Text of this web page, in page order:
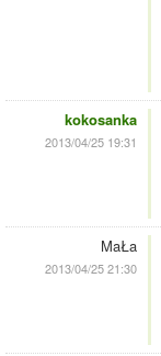
kokosanka
2013/04/25 19:31
MaŁa
2013/04/25 21:30